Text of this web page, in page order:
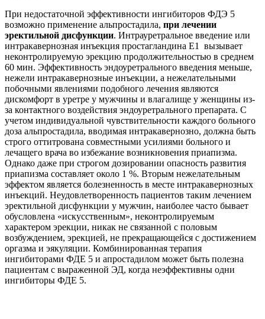
При недостаточной эффективности ингибиторов ФДЭ 5
возможно применение альпростадила, при лечении
эректильной дисфункции. Интрауретральное введение или
интракавернозная инъекция простагландина Е1 вызывает
неконтролируемую эрекцию продолжительностью в среднем
60 мин. Эффективность эндоуретрального введения меньше,
нежели интракавернозные инъекции, а нежелательными
побочными явлениями подобного лечения являются
дискомфорт в уретре у мужчины и влагалище у женщины из-
за контактного воздействия эндоуретрального препарата. С
учетом индивидуальной чувствительности каждого больного
доза альпростадила, вводимая интракавернозно, должна быть
строго оттитрована совместными усилиями больного и
лечащего врача во избежание возникновения приапизма.
Однако даже при строгом дозировании опасность развития
приапизма составляет около 1 %. Вторым нежелательным
эффектом является болезненность в месте интракавернозных
инъекций. Неудовлетворенность пациентов таким лечением
эректильной дисфункции у мужчин, наиболее часто бывает
обусловлена «искусственным», неконтролируемым
характером эрекции, никак не связанной с половым
возбуждением, эрекцией, не прекращающейся с достижением
оргазма и эякуляции. Комбинированная терапия
ингибиторами ФДЕ 5 и апростадилом может быть полезна
пациентам с выраженной ЭД, когда неэффективны одни
ингибиторы ФДЕ 5.